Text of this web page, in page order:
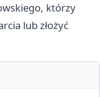
którzy
lub złożyć